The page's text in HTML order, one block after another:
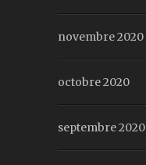
novembre 2020
octobre 2020
septembre 2020